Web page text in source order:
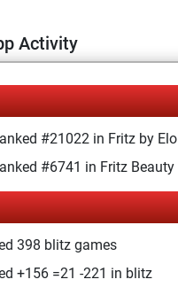
Activity
#21022 in Fritz by Elo
#6741 in Fritz Beauty
398 blitz games
+156 =21 -221 in blitz